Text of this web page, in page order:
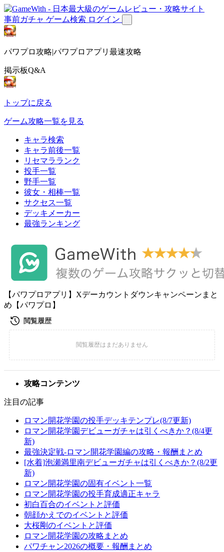
事前ガチャ ゲーム検索 ログイン
パワプロ攻略|パワプロアプリ最速攻略
掲示板Q&A
トップに戻る
ゲーム攻略一覧を見る
キャラ検索
キャラ前後一覧
リセマラランク
投手一覧
野手一覧
彼女・相棒一覧
サクセス一覧
デッキメーカー
最強ランキング
【パワプロアプリ】Xデーカウントダウンキャンペーンまと
め【パワプロ】
攻略コンテンツ
注目の記事
ロマン開花学園の投手デッキテンプレ(8/7更新)
ロマン開花学園デビューガチャは引くべきか？(8/4更
新)
最強決定戦-ロマン開花学園編の攻略・報酬まとめ
[水着]泡瀬満里南デビューガチャは引くべきか？(8/2更
新)
ロマン開花学園の固有イベント一覧
ロマン開花学園の投手育成適正キャラ
初白百合のイベントと評価
朝顔かえでのイベントと評価
大桜剛のイベントと評価
ロマン開花学園の攻略まとめ
パワチャン2026の概要・報酬まとめ